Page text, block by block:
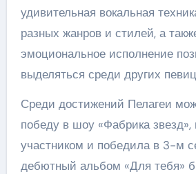
удивительная вокальная
разных жанров и стилей, а
эмоциональное исполнение
выделяться среди других
Среди достижений Пелагеи
победу в шоу «Фабрика звезд»,
участником и победила в 3-м
дебютный альбом «Для тебя»